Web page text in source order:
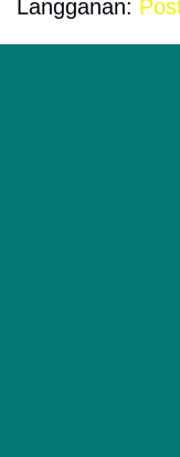
Langganan: